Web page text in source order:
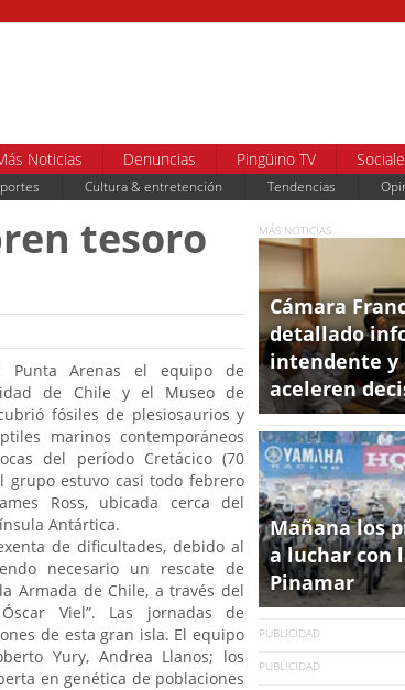
Noticias Denuncias Pingüino TV
Cultura & entretención Tendencias
tesoro
Punta Arenas el equipo de
de Chile y el Museo de
fósiles de plesiosaurios y
marinos contemporáneos
del período Cretácico (70
grupo estuvo casi todo febrero
Ross, ubicada cerca del
Antártica.
de dificultades, debido al
necesario un rescate de
Armada de Chile, a través del
Viel”. Las jornadas de
de esta gran isla. El equipo
Yury, Andrea Llanos; los
en genética de poblaciones
MÁS NOTICIAS
Cámara
detallado
intendente y
aceleren
Mañana los
a luchar con
Pinamar
PUBLICIDAD
PUBLICIDAD